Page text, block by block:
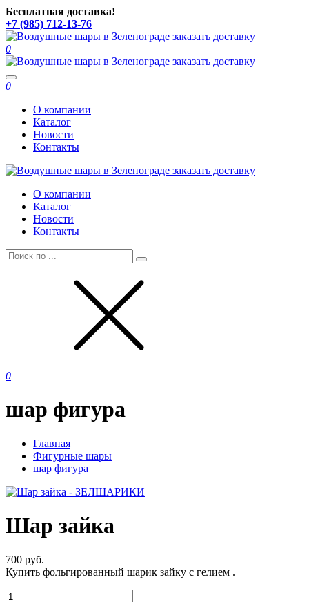
Бесплатная доставка!
+7 (985) 712-13-76
0
Toggle
navigation
0
О компании
Каталог
Новости
Контакты
О компании
Каталог
Новости
Контакты
0
шар фигура
Главная
Фигурные шары
шар фигура
Шар зайка
700 руб.
Купить фольгированный шарик зайку с гелием .